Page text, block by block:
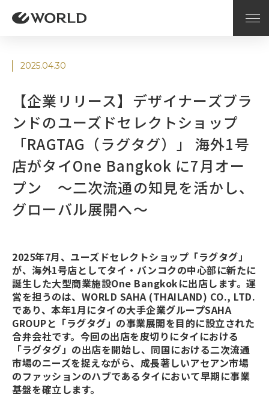
2025.04.30
【企業リリース】デザイナーズブラ
ンドのユーズドセレクトショップ
「RAGTAG（ラグタグ）」 海外1号
店がタイOne Bangkok に7月オー
プン ～二次流通の知見を活かし、
グローバル展開へ～
2025年7月、ユーズドセレクトショップ「ラグタグ」
が、海外1号店としてタイ・バンコクの中心部に新たに
誕生した大型商業施設One Bangkokに出店します。運
営を担うのは、WORLD SAHA (THAILAND) CO., LTD.
であり、本年1月にタイの大手企業グループSAHA
GROUPと「ラグタグ」の事業展開を目的に設立された
合弁会社です。今回の出店を皮切りにタイにおける
「ラグタグ」の出店を開始し、同国における二次流通
市場のニーズを捉えながら、成長著しいアセアン市場
のファッションのハブであるタイにおいて早期に事業
基盤を確立します。